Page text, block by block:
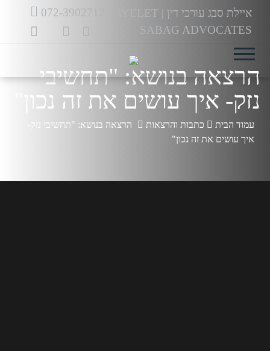
לתוכן
איילת סבג עורכי דין
AYELET
SABAG ADVOCATES
072-3902712
הרצאה בנושא: "תחשיבי
נזק- איך עושים את זה נכון"
עמוד הבית כתבות והרצאות
הרצאה בנושא: "תחשיבי נזק-
איך עושים את זה נכון"